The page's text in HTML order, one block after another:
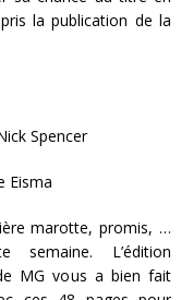
la publication de la
Spencer
Eisma
marotte, promis, …
semaine. L’édition
MG vous a bien fait